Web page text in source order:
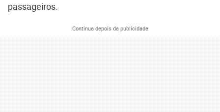
passageiros.
Continua depois da publicidade